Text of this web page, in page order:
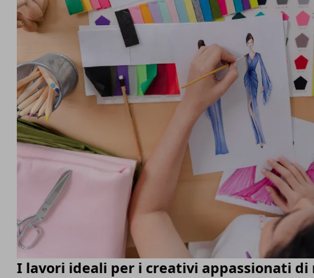
I lavori ideali per i creativi appassionati di